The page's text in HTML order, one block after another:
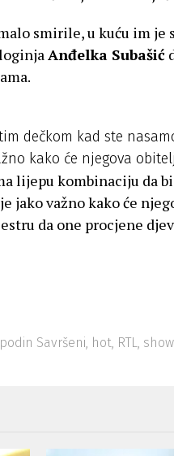
smirile, u kuću im
Anđelka Subašić
dečkom kad ste
kako će njegova
lijepu kombinaciju
jako važno kako će
da one procjene
Savršeni, hot, RTL, show